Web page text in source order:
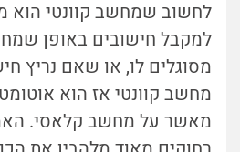
לחשוב שמחשב קוונטי הוא
למקבל חישובים באופן
מסוגלים לו, או שאם נריץ
מחשב קוונטי אז הוא
מאשר על מחשב קלאסי.